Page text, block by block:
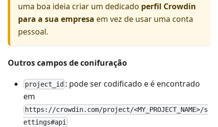
uma boa ideia criar um dedicado perfil Crowdin
para a sua empresa em vez de usar uma conta
pessoal.
Outros campos de conifuração
project_id : pode ser codificado e é encontrado
em
https://crowdin.com/project/<MY_PROJECT_NAME>/s
ettings#api